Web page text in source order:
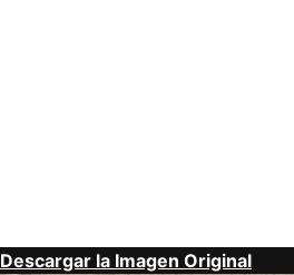
Descargar la Imagen Original